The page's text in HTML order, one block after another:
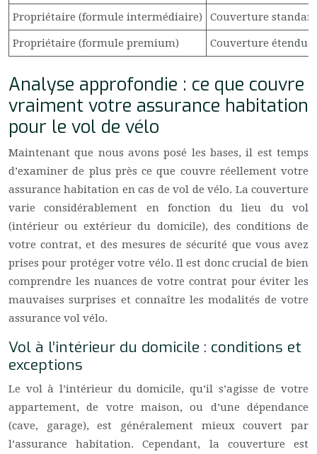
Propriétaire (formule intermédiaire) Couverture
Propriétaire (formule premium) Couverture étendue
Analyse approfondie : ce que couvre
vraiment votre assurance habitation
pour le vol de vélo
Maintenant que nous avons posé les bases, il est temps
d’examiner de plus près ce que couvre réellement votre
assurance habitation en cas de vol de vélo. La couverture
varie considérablement en fonction du lieu du vol
(intérieur ou extérieur du domicile), des conditions de
votre contrat, et des mesures de sécurité que vous avez
prises pour protéger votre vélo. Il est donc crucial de bien
comprendre les nuances de votre contrat pour éviter les
mauvaises surprises et connaître les modalités de votre
assurance vol vélo.
Vol à l’intérieur du domicile : conditions et
exceptions
Le vol à l’intérieur du domicile, qu’il s’agisse de votre
appartement, de votre maison, ou d’une dépendance
(cave, garage), est généralement mieux couvert par
l’assurance habitation. Cependant, la couverture est